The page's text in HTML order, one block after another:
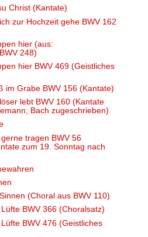
Christ (Kantate)
zur Hochzeit gehe BWV 162
hier (aus:
248)
hier BWV 469 (Geistliches
im Grabe BWV 156 (Kantate)
lebt BWV 160 (Kantate
Bach zugeschrieben)
tragen BWV 56
zum 19. Sonntag nach
(Choral aus BWV 110)
BWV 366 (Choralsatz)
BWV 476 (Geistliches